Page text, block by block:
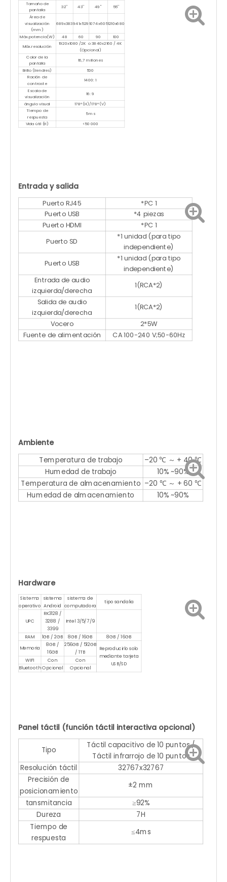
Tamaño de
pantalla
32'' 43'' 49'' 55''
Área de
visualización
(mm)
689x383941x5291074x6051210x680
Máx.potencia(W) 48 60 90 100
Máx.resolución
1920x1080 /2K o 3840x2160 / 4K
(Opcional)
Color de la
pantalla
16,7 millones
Brillo (liendres)
500
Ración de
contraste
1400: 1
Escala de
visualización
16: 9
ángulo visual 178°(H)/178°(V)
Tiempo de
respuesta
5 ms
Vida útil (H) <50 000
Entrada y salida
Puerto RJ45 *PC 1
Puerto USB *4 piezas
Puerto HDMI
*PC 1
Puerto SD
*1 unidad (para tipo
independiente)
Puerto USB
*1 unidad (para tipo
independiente)
Entrada de audio
izquierda/derecha
1(RCA*2)
Salida de audio
izquierda/derecha
1(RCA*2)
Vocero
2*5W
Fuente de alimentación CA 100-240 V;50-60Hz
Ambiente
Temperatura de trabajo
–20 ℃ ～ + 40 ℃
Humedad de trabajo
10% ~90%
Temperatura de almacenamiento –20 ℃ ～ + 60 ℃
Humedad de almacenamiento
10% ~90%
Hardware
Sistema
operativo
sistema
Android
sistema de
computadora
tipo sandalia
UPC
RK3128 /
3288 /
3399
Intel 3/5/7/9
RAM 1GB / 2GB 8GB / 16GB 8GB / 16GB
Memoria
8GB /
16GB
256GB / 512GB
/ 1TB
Reproducirlo solo
mediante tarjeta
USB/SD
WIFI Con
Con
BluetoothOpcional Opcional
Panel táctil (función táctil interactiva opcional)
Tipo
Táctil capacitivo de 10 puntos /
Táctil infrarrojo de 10 puntos
Resolución táctil
32767x32767
Precisión de
posicionamiento
±2 mm
tansmitancia
≥92%
Dureza 7H
Tiempo de
respuesta
≤4ms